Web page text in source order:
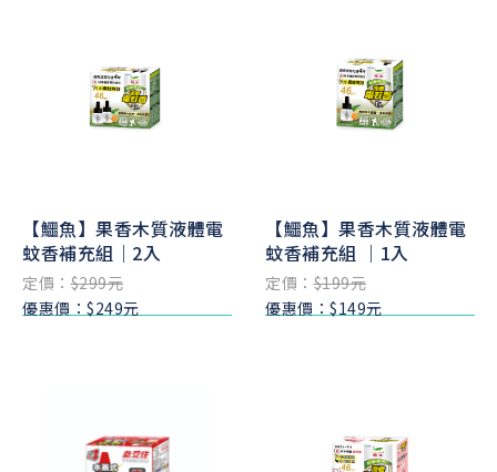
【鱷魚】果香木質液體電
蚊香補充組｜2入
定價：$299元
優惠價：$249元
【鱷魚】果香木質液體電
蚊香補充組 ｜1入
定價：$199元
優惠價：$149元